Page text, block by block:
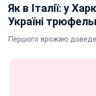
Як в Італії: у
Україні
Першого врожаю